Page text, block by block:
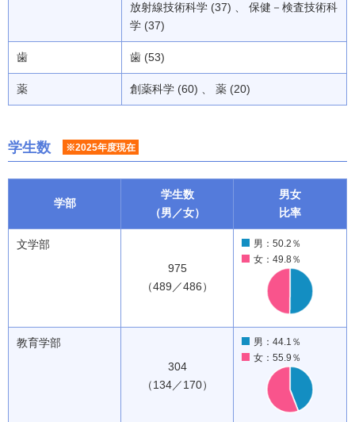
放射線技術科学 (37) 、 保健－検査技術科
学 (37)
歯 歯 (53)
薬 創薬科学 (60) 、 薬 (20)
学生数 ※2025年度現在
学部
学生数
（男／女）
男女
比率
文学部
975
（489／486）
男：50.2％
女：49.8％
教育学部
304
（134／170）
男：44.1％
女：55.9％